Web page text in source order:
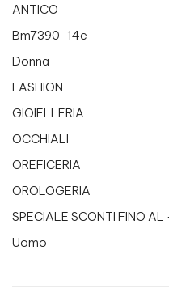
ANTICO
Bm7390-14e
Donna
FASHION
Breil Jewels
Collanine colorate
Etnico
Miluna
Recarlo Fresh
Roma 1947
GIOIELLERIA
Chimento
Philo Milano
Recarlo
OCCHIALI
OREFICERIA
OROLOGERIA
Altri marchi
BREIL
SPECIALE SCONTI FINO
Bigiotteria
Uomo